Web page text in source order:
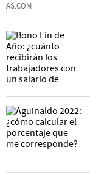
AS.COM